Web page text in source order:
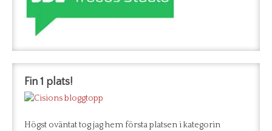
Fin 1 plats!
Högst oväntat tog jag hem första platsen i kategorin